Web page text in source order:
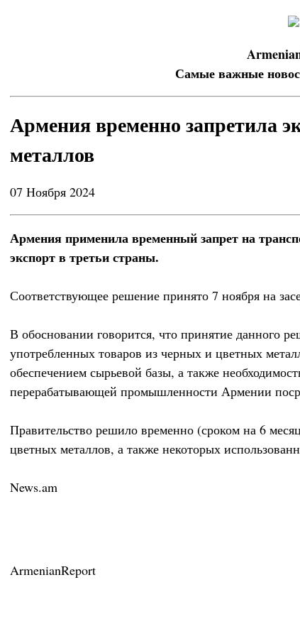
Самые важные
Армения временно запретила
металлов
07 Ноября 2024
Армения применила временный запрет на
экспорт в третьи страны.
Соответствующее решение принято 7 ноября на
В обосновании говорится, что принятие данного
употребленных товаров из черных и цветных
обеспечением сырьевой базы, а также
перерабатывающей промышленности Армении
Правительство решило временно (сроком на 6
цветных металлов, а также некоторых
News.am
ArmenianReport